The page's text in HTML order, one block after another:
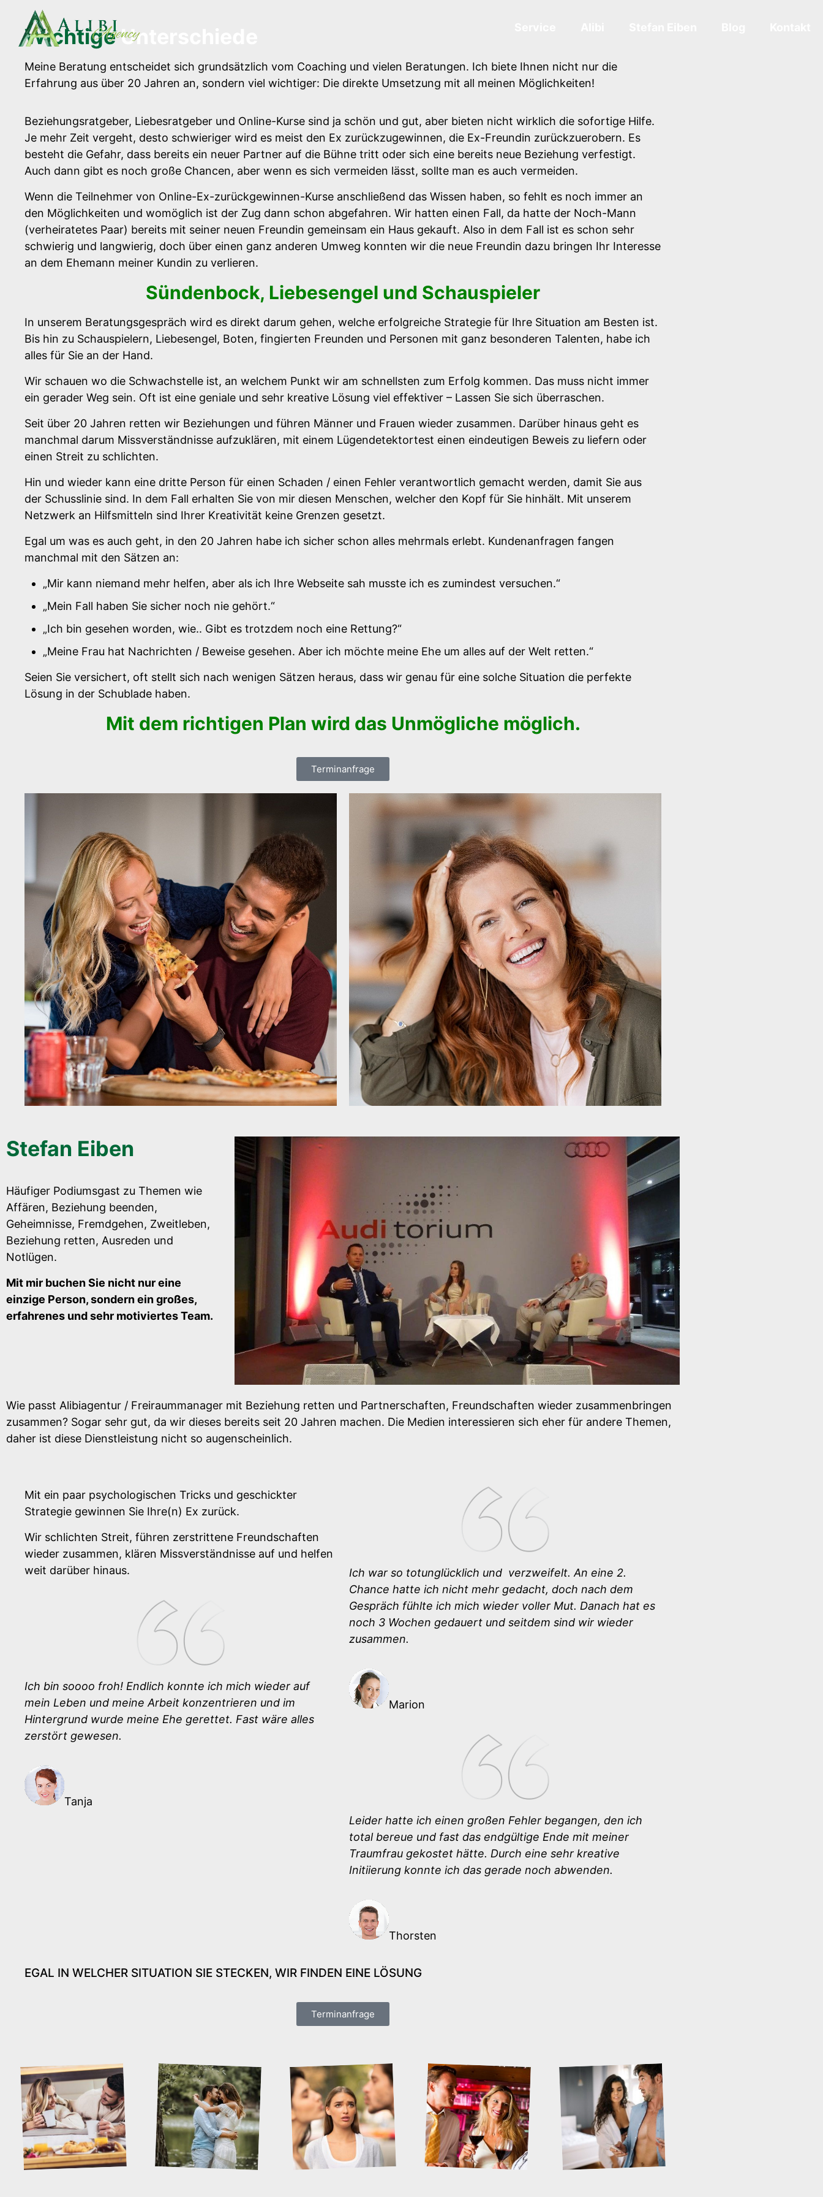
WichtigeUnterschiede
Meine Beratung entscheidet sich grundsätzlich vom Coaching und vielen Beratungen. Ich biete Ihnen nicht nur die
Erfahrung aus über 20 Jahren an, sondern viel wichtiger: Die direkte Umsetzung mit all meinen Möglichkeiten!
Beziehungsratgeber, Liebesratgeber und Online-Kurse sind ja schön und gut, aber bieten nicht wirklich die sofortige Hilfe.
Je mehr Zeit vergeht, desto schwieriger wird es meist den Ex zurückzugewinnen, die Ex-Freundin zurückzuerobern. Es
besteht die Gefahr, dass bereits ein neuer Partner auf die Bühne tritt oder sich eine bereits neue Beziehung verfestigt.
Auch dann gibt es noch große Chancen, aber wenn es sich vermeiden lässt, sollte man es auch vermeiden.
Wenn die Teilnehmer von Online-Ex-zurückgewinnen-Kurse anschließend das Wissen haben, so fehlt es noch immer an
den Möglichkeiten und womöglich ist der Zug dann schon abgefahren. Wir hatten einen Fall, da hatte der Noch-Mann
(verheiratetes Paar) bereits mit seiner neuen Freundin gemeinsam ein Haus gekauft. Also in dem Fall ist es schon sehr
schwierig und langwierig, doch über einen ganz anderen Umweg konnten wir die neue Freundin dazu bringen Ihr Interesse
an dem Ehemann meiner Kundin zu verlieren.
Sündenbock, Liebesengel und Schauspieler
In unserem Beratungsgespräch wird es direkt darum gehen, welche erfolgreiche Strategie für Ihre Situation am Besten ist.
Bis hin zu Schauspielern, Liebesengel, Boten, fingierten Freunden und Personen mit ganz besonderen Talenten, habe ich
alles für Sie an der Hand.
Wir schauen wo die Schwachstelle ist, an welchem Punkt wir am schnellsten zum Erfolg kommen. Das muss nicht immer
ein gerader Weg sein. Oft ist eine geniale und sehr kreative Lösung viel effektiver – Lassen Sie sich überraschen.
Seit über 20 Jahren retten wir Beziehungen und führen Männer und Frauen wieder zusammen. Darüber hinaus geht es
manchmal darum Missverständnisse aufzuklären, mit einem Lügendetektortest einen eindeutigen Beweis zu liefern oder
einen Streit zu schlichten.
Hin und wieder kann eine dritte Person für einen Schaden / einen Fehler verantwortlich gemacht werden, damit Sie aus
der Schusslinie sind. In dem Fall erhalten Sie von mir diesen Menschen, welcher den Kopf für Sie hinhält. Mit unserem
Netzwerk an Hilfsmitteln sind Ihrer Kreativität keine Grenzen gesetzt.
Egal um was es auch geht, in den 20 Jahren habe ich sicher schon alles mehrmals erlebt. Kundenanfragen fangen
manchmal mit den Sätzen an:
„Mir kann niemand mehr helfen, aber als ich Ihre Webseite sah musste ich es zumindest versuchen.“
„Mein Fall haben Sie sicher noch nie gehört.“
„Ich bin gesehen worden, wie.. Gibt es trotzdem noch eine Rettung?“
„Meine Frau hat Nachrichten / Beweise gesehen. Aber ich möchte meine Ehe um alles auf der Welt retten.“
Seien Sie versichert, oft stellt sich nach wenigen Sätzen heraus, dass wir genau für eine solche Situation die perfekte
Lösung in der Schublade haben.
Mit dem richtigen Plan wird das Unmögliche möglich.
Terminanfrage
Stefan Eiben
Häufiger Podiumsgast zu Themen wie
Affären, Beziehung beenden,
Geheimnisse, Fremdgehen, Zweitleben,
Beziehung retten, Ausreden und
Notlügen.
Mit mir buchen Sie nicht nur eine
einzige Person, sondern ein großes,
erfahrenes und sehr motiviertes Team.
Wie passt Alibiagentur / Freiraummanager mit Beziehung retten und Partnerschaften, Freundschaften wieder zusammenbringen
zusammen? Sogar sehr gut, da wir dieses bereits seit 20 Jahren machen. Die Medien interessieren sich eher für andere Themen,
daher ist diese Dienstleistung nicht so augenscheinlich.
Mit ein paar psychologischen Tricks und geschickter
Strategie gewinnen Sie Ihre(n) Ex zurück.
Wir schlichten Streit, führen zerstrittene Freundschaften
wieder zusammen, klären Missverständnisse auf und helfen
weit darüber hinaus.
Ich bin soooo froh! Endlich konnte ich mich wieder auf
mein Leben und meine Arbeit konzentrieren und im
Hintergrund wurde meine Ehe gerettet. Fast wäre alles
zerstört gewesen.
Tanja
Ich war so totunglücklich und verzweifelt. An eine 2.
Chance hatte ich nicht mehr gedacht, doch nach dem
Gespräch fühlte ich mich wieder voller Mut. Danach hat es
noch 3 Wochen gedauert und seitdem sind wir wieder
zusammen.
Marion
Leider hatte ich einen großen Fehler begangen, den ich
total bereue und fast das endgültige Ende mit meiner
Traumfrau gekostet hätte. Durch eine sehr kreative
Initiierung konnte ich das gerade noch abwenden.
Thorsten
EGAL IN WELCHER SITUATION SIE STECKEN, WIR FINDEN EINE LÖSUNG
Terminanfrage